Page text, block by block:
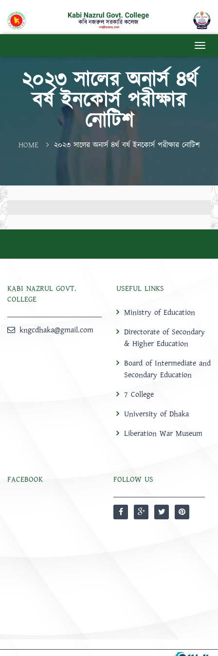
২০২৩ সালের অনার্স ৪র্থ
বর্ষ ইনকোর্স পরীক্ষার
নোটিশ
HOME ২০২৩ সালের অনার্স ৪র্থ বর্ষ ইনকোর্স পরীক্ষার নোটিশ
KABI NAZRUL GOVT.
COLLEGE
kngcdhaka@gmail.com
USEFUL LINKS
Ministry of Education
Directorate of Secondary
& Higher Education
Board of Intermediate and
Secondary Education
7 College
University of Dhaka
Liberation War Museum
FACEBOOK FOLLOW US